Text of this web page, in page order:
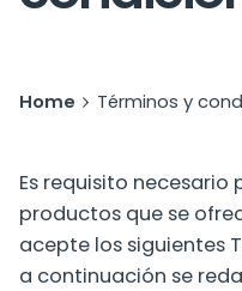
Home Términos y
Es requisito
productos que se
acepte los siguientes
a continuación se